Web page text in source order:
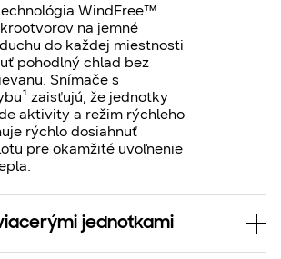
WindFree™
na jemné
do každej miestnosti
pohodlný chlad bez
Snímače s
zaisťujú, že jednotky
aktivity a režim rýchleho
rýchlo dosiahnuť
pre okamžité uvoľnenie
jednotkami